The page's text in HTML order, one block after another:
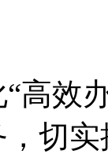
效办
切